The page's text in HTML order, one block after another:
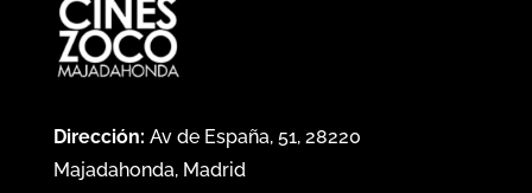
Dirección: Av de España, 51, 28220
Majadahonda, Madrid